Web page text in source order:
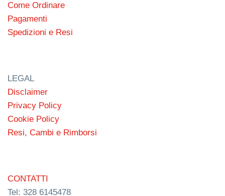
Come Ordinare
Pagamenti
Spedizioni e Resi
LEGAL
Disclaimer
Privacy Policy
Cookie Policy
Resi, Cambi e Rimborsi
CONTATTI
Tel: 328 6145478